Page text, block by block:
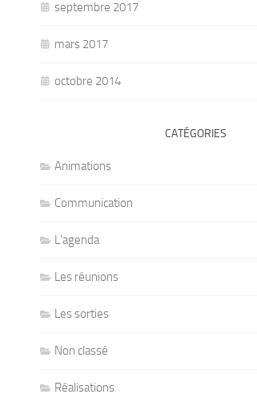
septembre 2017
mars 2017
octobre 2014
CATÉGORIES
Animations
Communication
L'agenda
Les réunions
Les sorties
Non classé
Réalisations